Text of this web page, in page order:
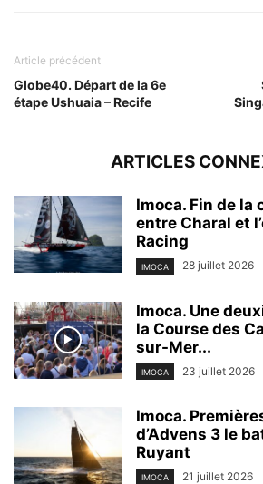
Article précédent
Globe40. Départ de la 6e
étape Ushuaia – Recife
ARTICLES
Imoca. Fin de la
entre Charal et
Racing
IMOCA 28 juillet 2026
Imoca. Une
la Course des
sur-Mer...
IMOCA 23 juillet 2026
Imoca.
d’Advens 3 le
Ruyant
IMOCA 21 juillet 2026